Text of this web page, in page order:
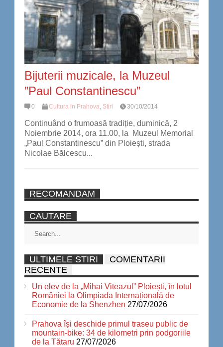
Bijuterii muzicale, la Muzeul
”Paul Constantinescu”
0 Cultura in Prahova, Stiri 30/10/2014
Continuând o frumoasă tradiție, duminică, 2
Noiembrie 2014, ora 11.00, la Muzeul Memorial
„Paul Constantinescu” din Ploiești, strada
Nicolae Bălcescu...
RECOMANDAM
CAUTARE
ULTIMELE STIRI
COMENTARII
RECENTE
Un elev de la „Mihai Viteazul” Ploiești, în lotul
României la Olimpiada Internațională de
Economie de la Shenzhen 27/07/2026
Prahova își deschide primul traseu public de
mountain-bike: 34 de kilometri prin podgoriile
de la Tătaru 27/07/2026